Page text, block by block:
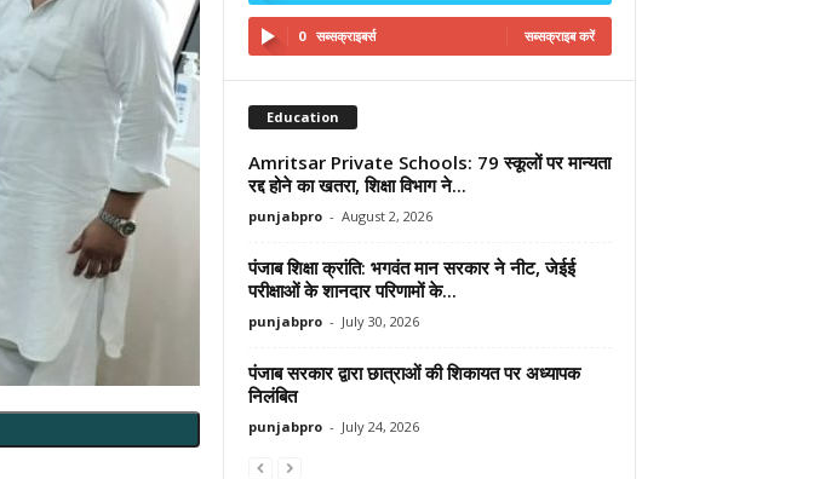
0 सब्सक्राइबर्स सब्सक्राइब करें
Education
Amritsar Private Schools: 79 स्कूलों पर मान्यता
रद्द होने का खतरा, शिक्षा विभाग ने...
punjabpro - August 2, 2026
पंजाब शिक्षा क्रांति: भगवंत मान सरकार ने नीट, जेईई
परीक्षाओं के शानदार परिणामों के...
punjabpro - July 30, 2026
पंजाब सरकार द्वारा छात्राओं की शिकायत पर अध्यापक
निलंबित
punjabpro - July 24, 2026